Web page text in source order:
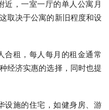
近，一室一厅的单人公寓月
取决于公寓的新旧程度和设
合租，每人每月的租金通常
经济实惠的选择，同时也提
设施的住宅，如健身房、游